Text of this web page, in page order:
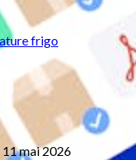
frigo
11 mai 2026